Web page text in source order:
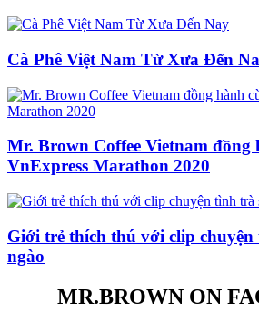
Cà Phê Việt Nam Từ Xưa Đến
Mr. Brown Coffee Vietnam đồng
VnExpress Marathon 2020
Giới trẻ thích thú với clip
ngào
MR.BROWN ON